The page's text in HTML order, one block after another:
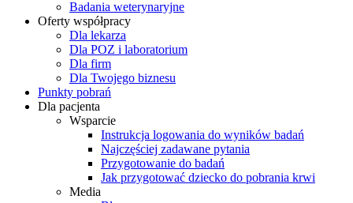
Badania weterynaryjne
Oferty współpracy
Dla lekarza
Dla POZ i laboratorium
Dla firm
Dla Twojego biznesu
Punkty pobrań
Dla pacjenta
Wsparcie
Instrukcja logowania do wyników badań
Najczęściej zadawane pytania
Przygotowanie do badań
Jak przygotować dziecko do pobrania krwi
Media